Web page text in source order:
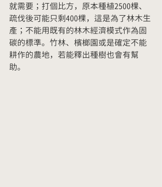
就需要；打個比方，原本種植2500棵、
疏伐後可能只剩400棵，這是為了林木生
產；不能用既有的林木經濟模式作為固
碳的標準。竹林、檳榔園或是確定不能
耕作的農地，若能釋出種樹也會有幫
助。